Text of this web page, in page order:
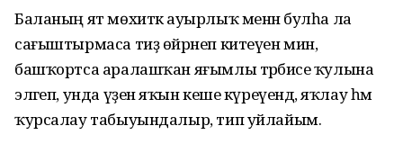
Баланың ят мөхиткә ауырлыҡ менән булһа ла
сағыштырмаса тиҙ өйрәнеп китеүен мин,
башҡортса аралашҡан яғымлы тәрбиәсе ҡулына
эләгеп, унда үҙенә яҡын кеше күреүендә, яҡлау һәм
ҡурсалау табыуындалыр, тип уйлайым.